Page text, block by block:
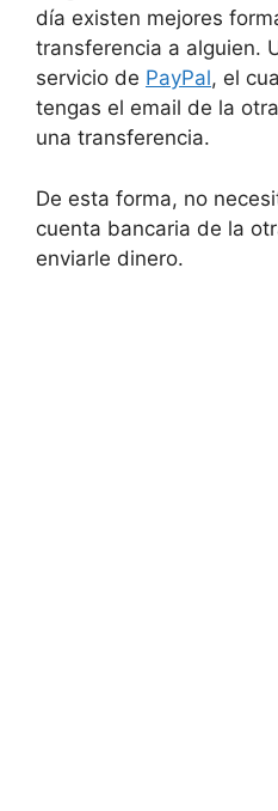
día existen mejores
transferencia a alguien.
servicio de PayPal, el
tengas el email de la
una transferencia.
De esta forma, no
cuenta bancaria de la
enviarle dinero.